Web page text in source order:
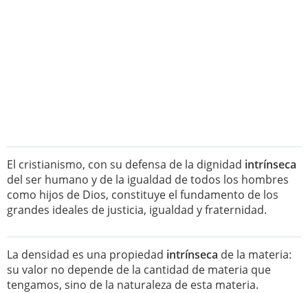
El cristianismo, con su defensa de la dignidad intrínseca
del ser humano y de la igualdad de todos los hombres
como hijos de Dios, constituye el fundamento de los
grandes ideales de justicia, igualdad y fraternidad.
La densidad es una propiedad intrínseca de la materia:
su valor no depende de la cantidad de materia que
tengamos, sino de la naturaleza de esta materia.